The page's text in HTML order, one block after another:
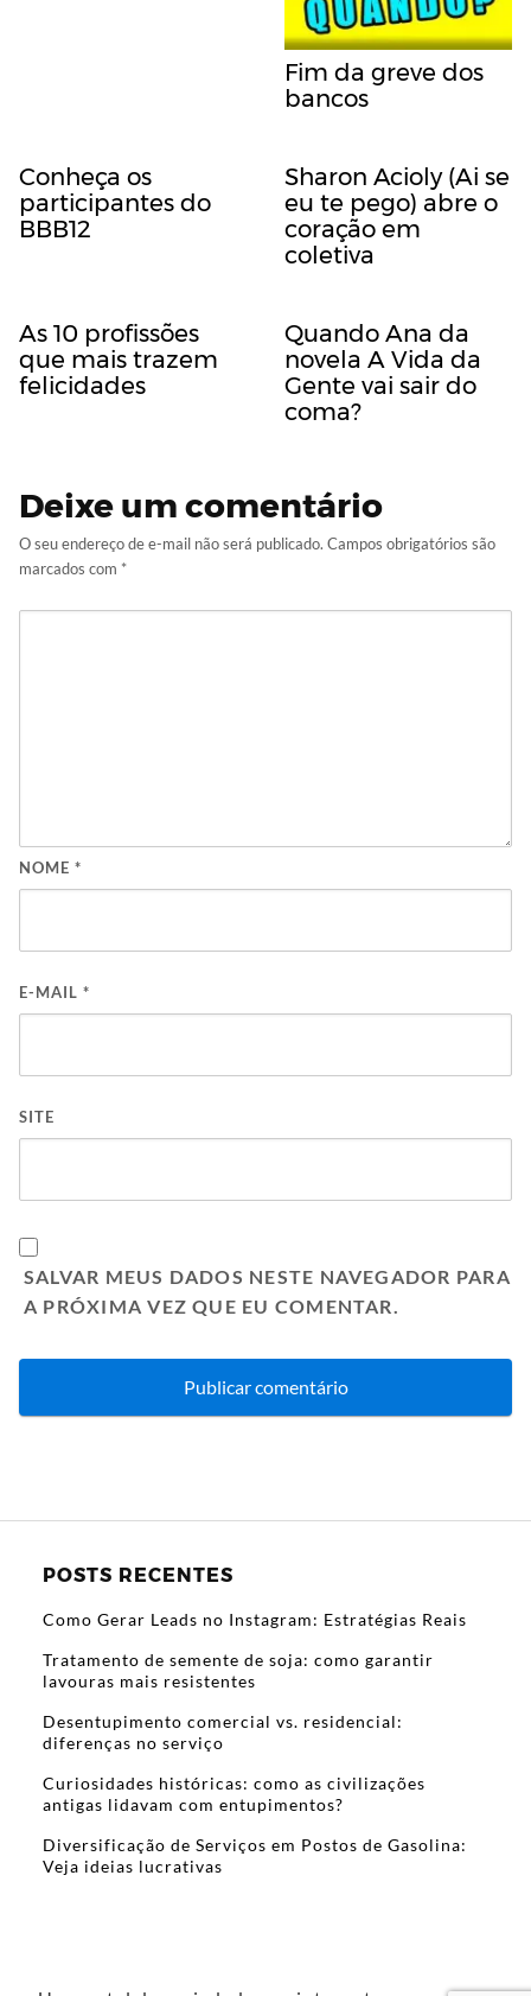
Fim da greve dos
bancos
Conheça os
participantes do
BBB12
Sharon Acioly (Ai se
eu te pego) abre o
coração em
coletiva
As 10 profissões
que mais trazem
felicidades
Quando Ana da
novela A Vida da
Gente vai sair do
coma?
Deixe um comentário
O seu endereço de e-mail não será publicado. Campos obrigatórios são
marcados com *
NOME *
E-MAIL *
SITE
SALVAR MEUS DADOS NESTE NAVEGADOR PARA
A PRÓXIMA VEZ QUE EU COMENTAR.
POSTS RECENTES
Como Gerar Leads no Instagram: Estratégias Reais
Tratamento de semente de soja: como garantir
lavouras mais resistentes
Desentupimento comercial vs. residencial:
diferenças no serviço
Curiosidades históricas: como as civilizações
antigas lidavam com entupimentos?
Diversificação de Serviços em Postos de Gasolina:
Veja ideias lucrativas